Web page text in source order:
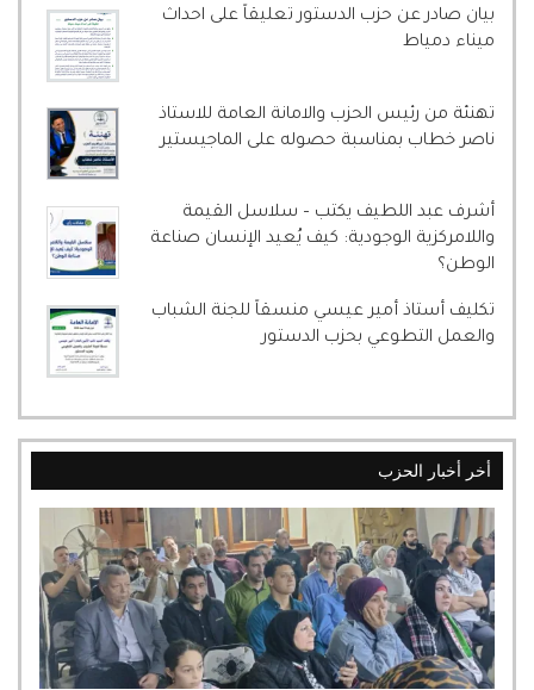
بيان صادر عن حزب الدستور تعليقاً على احداث
ميناء دمياط
تهنئة من رئيس الحزب والامانة العامة للاستاذ
ناصر خطاب بمناسبة حصوله على الماجيستير
أشرف عبد اللطيف يكتب – سلاسل القيمة
واللامركزية الوجودية: كيف يُعيد الإنسان صناعة
الوطن؟
تكليف أستاذ أمير عيسي منسقاً للجنة الشباب
والعمل التطوعي بحزب الدستور
أخر أخبار الحزب